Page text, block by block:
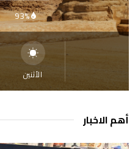
93%
الأثنين
أهم الاخبار